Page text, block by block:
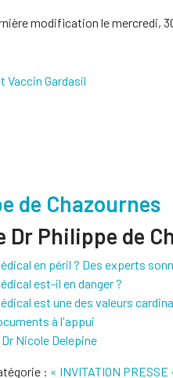
modification le mercredi,
Vaccin Gardasil
de Chazournes
Dr Philippe de
en péril ? Des experts
est-il en danger ?
est une des valeurs
à l'appui
Nicole Delepine
: « INVITATION